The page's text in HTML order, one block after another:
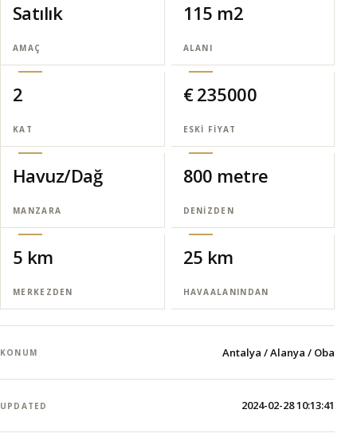
Satılık
AMAÇ
115 m2
ALANI
2
KAT
€ 235000
ESKI FIYAT
Havuz/Dağ
MANZARA
800 metre
DENIZDEN
5 km
MERKEZDEN
25 km
HAVAALANINDAN
KONUM Antalya / Alanya / Oba
UPDATED 2024-02-28 10:13:41